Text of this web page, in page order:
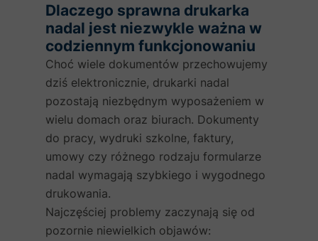
Dlaczego sprawna drukarka
nadal jest niezwykle ważna w
codziennym funkcjonowaniu
Choć wiele dokumentów przechowujemy
dziś elektronicznie, drukarki nadal
pozostają niezbędnym wyposażeniem w
wielu domach oraz biurach. Dokumenty
do pracy, wydruki szkolne, faktury,
umowy czy różnego rodzaju formularze
nadal wymagają szybkiego i wygodnego
drukowania.
Najczęściej problemy zaczynają się od
pozornie niewielkich objawów: